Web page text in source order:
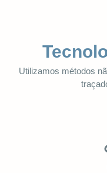
Utilizamos métodos